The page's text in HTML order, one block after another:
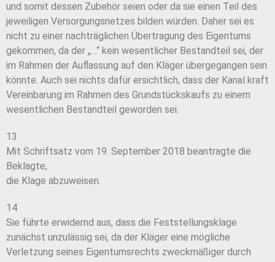
und somit dessen Zubehör seien oder da sie einen Teil des
jeweiligen Versorgungsnetzes bilden würden. Daher sei es
nicht zu einer nachträglichen Übertragung des Eigentums
gekommen, da der „…“ kein wesentlicher Bestandteil sei, der
im Rahmen der Auflassung auf den Kläger übergegangen sein
könnte. Auch sei nichts dafür ersichtlich, dass der Kanal kraft
Vereinbarung im Rahmen des Grundstückskaufs zu einem
wesentlichen Bestandteil geworden sei.
13
Mit Schriftsatz vom 19. September 2018 beantragte die
Beklagte,
die Klage abzuweisen.
14
Sie führte erwidernd aus, dass die Feststellungsklage
zunächst unzulässig sei, da der Kläger eine mögliche
Verletzung seines Eigentumsrechts zweckmäßiger durch